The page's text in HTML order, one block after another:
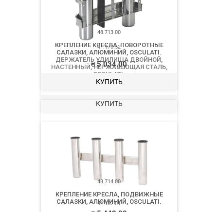
41.170.52
ДЕРЖАТЕЛЬ УДИЛИЩА ДВОЙНОЙ,
НАСТЕННЫЙ, НЕРЖАВЕЮЩАЯ СТАЛЬ,
OSCULATI.
4 480.00
КУПИТЬ
41.167.81